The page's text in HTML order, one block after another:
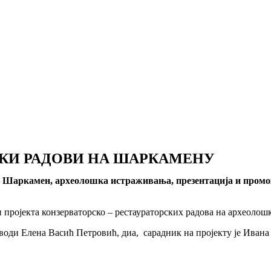
РАДОВИ НА ШАРКАМЕНУ
Шаркамен, археолошка истраживања, презентација и
конзерваторско – рестаураторских радова на
Елена Васић Петровић, диа, сарадник на пројекту је